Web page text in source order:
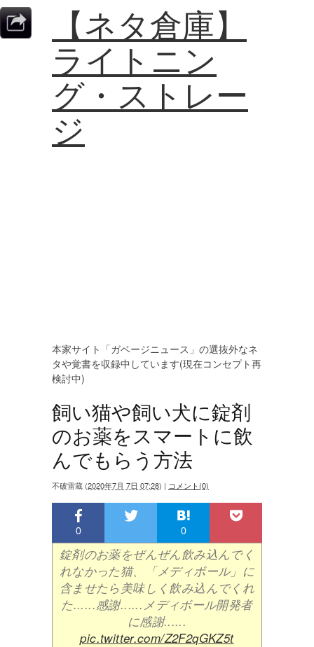
【ネタ倉庫】
ライトニン
グ・ストレー
ジ
本家サイト「ガベージニュース」の選抜外なネ
タや覚書を収録中しています(現在コンセプト再
検討中)
飼い猫や飼い犬に錠剤
のお薬をスマートに飲
んでもらう方法
不破雷蔵 (2020年7月 7日 07:28) | コメント(0)
0 0
錠剤のお薬をぜんぜん飲み込んでく
れなかった猫、「メディボール」に
含ませたら美味しく飲み込んでくれ
た......感謝......メディボール開発者
に感謝......
pic.twitter.com/Z2F2qGKZ5t